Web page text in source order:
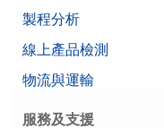
製程分析
線上產品檢測
物流與運輸
服務及支援